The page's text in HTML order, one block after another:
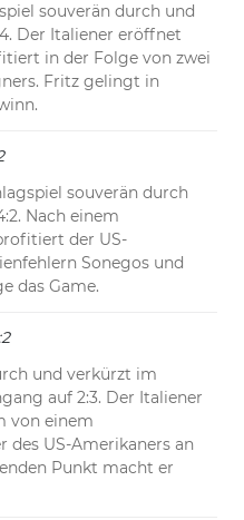
souverän durch und
Der Italiener eröffnet
in der Folge von zwei
Fritz gelingt in
souverän durch
Nach einem
der US-
Sonegos und
das Game.
und verkürzt im
auf 2:3. Der Italiener
von einem
des US-Amerikaners an
Punkt macht er